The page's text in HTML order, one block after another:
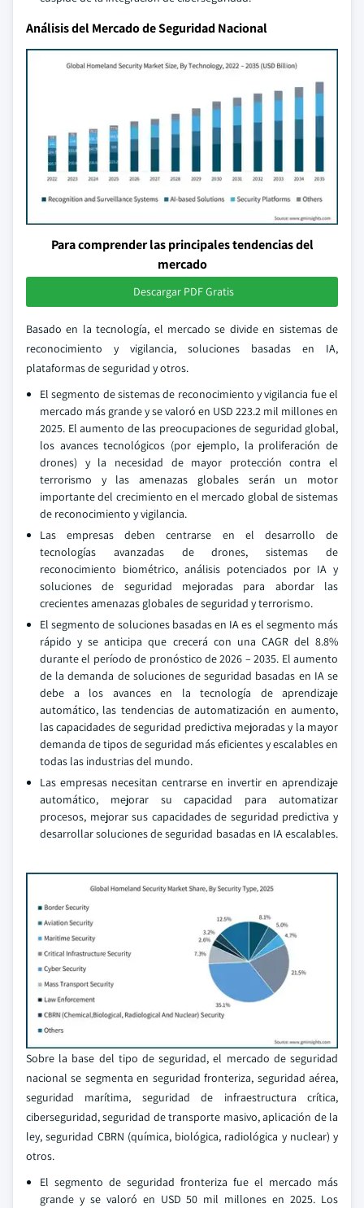
Análisis del Mercado de Seguridad Nacional
Para comprender las principales tendencias del
mercado
Descargar PDF Gratis
Basado en la tecnología, el mercado se divide en sistemas de
reconocimiento y vigilancia, soluciones basadas en IA,
plataformas de seguridad y otros.
El segmento de sistemas de reconocimiento y vigilancia fue el
mercado más grande y se valoró en USD 223.2 mil millones en
2025. El aumento de las preocupaciones de seguridad global,
los avances tecnológicos (por ejemplo, la proliferación de
drones) y la necesidad de mayor protección contra el
terrorismo y las amenazas globales serán un motor
importante del crecimiento en el mercado global de sistemas
de reconocimiento y vigilancia.
Las empresas deben centrarse en el desarrollo de
tecnologías avanzadas de drones, sistemas de
reconocimiento biométrico, análisis potenciados por IA y
soluciones de seguridad mejoradas para abordar las
crecientes amenazas globales de seguridad y terrorismo.
El segmento de soluciones basadas en IA es el segmento más
rápido y se anticipa que crecerá con una CAGR del 8.8%
durante el período de pronóstico de 2026 – 2035. El aumento
de la demanda de soluciones de seguridad basadas en IA se
debe a los avances en la tecnología de aprendizaje
automático, las tendencias de automatización en aumento,
las capacidades de seguridad predictiva mejoradas y la mayor
demanda de tipos de seguridad más eficientes y escalables en
todas las industrias del mundo.
Las empresas necesitan centrarse en invertir en aprendizaje
automático, mejorar su capacidad para automatizar
procesos, mejorar sus capacidades de seguridad predictiva y
desarrollar soluciones de seguridad basadas en IA escalables.
Sobre la base del tipo de seguridad, el mercado de seguridad
nacional se segmenta en seguridad fronteriza, seguridad aérea,
seguridad marítima, seguridad de infraestructura crítica,
ciberseguridad, seguridad de transporte masivo, aplicación de la
ley, seguridad CBRN (química, biológica, radiológica y nuclear) y
otros.
El segmento de seguridad fronteriza fue el mercado más
grande y se valoró en USD 50 mil millones en 2025. Los